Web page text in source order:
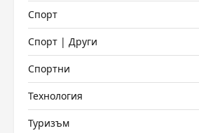
Спорт
Спорт | Други
Спортни
Технология
Туризъм